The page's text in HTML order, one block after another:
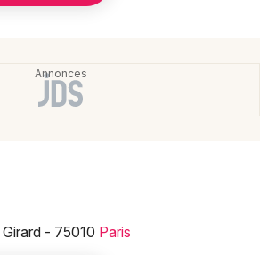
- 75010 Paris